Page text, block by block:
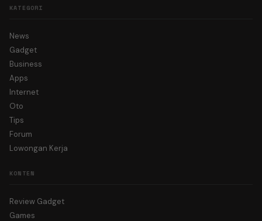
KATEGORI
News
Gadget
Business
Apps
Internet
Oto
Tips
Forum
Lowongan Kerja
KONTEN
Review Gadget
Games